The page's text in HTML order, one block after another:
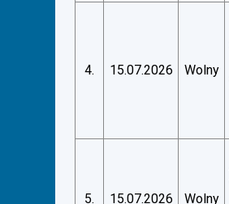
4. 15.07.2026 Wolny
5. 15.07.2026 Wolny